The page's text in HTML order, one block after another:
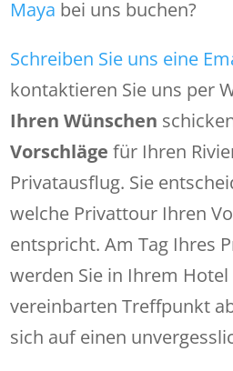
Maya bei uns buchen?
Schreiben Sie uns eine
kontaktieren Sie uns per
Ihren Wünschen
Vorschläge für Ihren
Privatausflug. Sie
welche Privattour Ihren
entspricht. Am Tag Ihres
werden Sie in Ihrem
vereinbarten Treffpunkt
sich auf einen